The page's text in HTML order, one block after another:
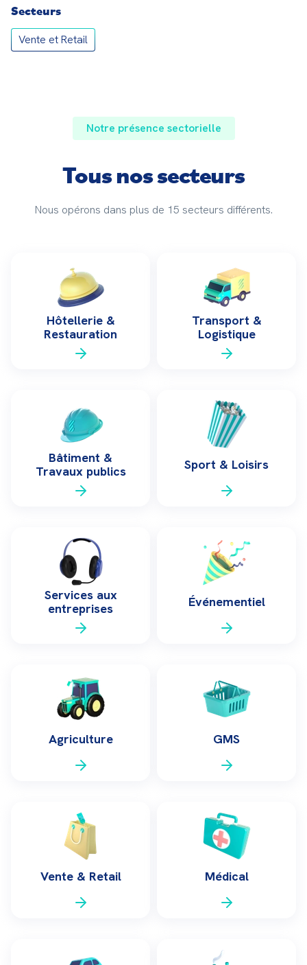
Secteurs
Vente et Retail
Notre présence sectorielle
Tous nos secteurs
Nous opérons dans plus de 15 secteurs différents.
Hôtellerie &
Restauration
Transport &
Logistique
Bâtiment &
Travaux publics
Sport & Loisirs
Services aux
entreprises
Événementiel
Agriculture GMS
Vente & Retail Médical